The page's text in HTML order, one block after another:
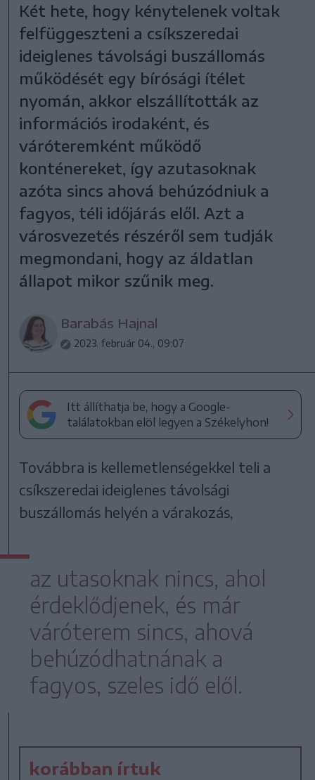
Két hete, hogy kénytelenek voltak
felfüggeszteni a csíkszeredai
ideiglenes távolsági buszállomás
működését egy bírósági ítélet
nyomán, akkor elszállították az
információs irodaként, és
váróteremként működő
konténereket, így azutasoknak
azóta sincs ahová behúzódniuk a
fagyos, téli időjárás elől. Azt a
városvezetés részéről sem tudják
megmondani, hogy az áldatlan
állapot mikor szűnik meg.
Barabás Hajnal
2023. február 04., 09:07
Itt állíthatja be, hogy a Google-
találatokban elöl legyen a Székelyhon!
Továbbra is kellemetlenségekkel teli a
csíkszeredai ideiglenes távolsági
buszállomás helyén a várakozás,
az utasoknak nincs, ahol
érdeklődjenek, és már
váróterem sincs, ahová
behúzódhatnának a
fagyos, szeles idő elől.
korábban írtuk